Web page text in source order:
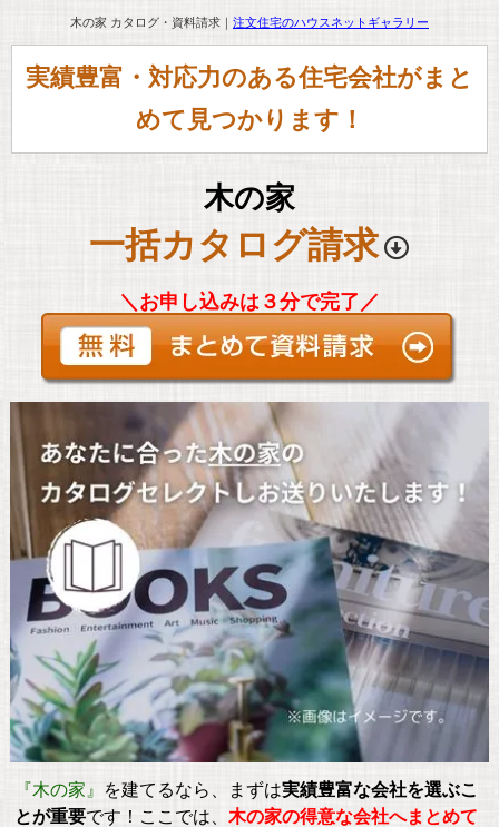
木の家 カタログ・資料請求｜ 注文住宅のハウスネットギャラリー
実績豊富・対応力のある住宅会社がまと
めて見つかります！
木の家
一括カタログ請求
＼お申し込みは３分で完了／
『木の家』 を建てるなら、まずは実績豊富な会社を選ぶこ
とが重要です！ここでは、木の家の得意な会社へまとめて